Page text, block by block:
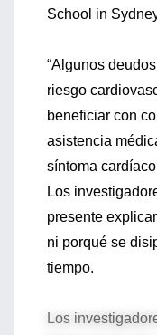
School in
“Algunos
riesgo
beneficiar con
asistencia
síntoma
Los
presente
ni porqué se
tiempo.
Los